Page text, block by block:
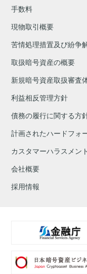
手数料
現物取引概要
苦情処理措置及び紛争
取扱暗号資産の概要
新規暗号資産取扱審査
利益相反管理方針
債務の履行に関する方
計画されたハードフォ
カスタマーハラスメン
会社概要
採用情報